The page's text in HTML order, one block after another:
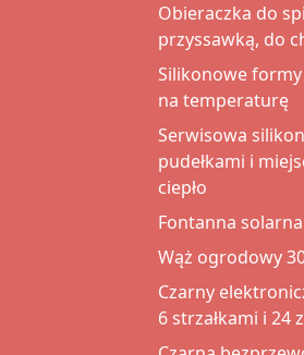
Obieraczka do
przyssawką, do
Silikonowe
na temperaturę
Serwisowa
pudełkami i
ciepło
Fontanna
Wąż ogrodowy
Czarny
6 strzałkami i 24